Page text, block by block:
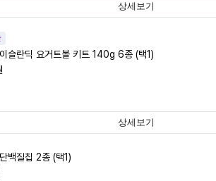
상세보기
슬란딕 요거트볼 키트 140g 6종 (택1)
상세보기
백질칩 2종 (택1)